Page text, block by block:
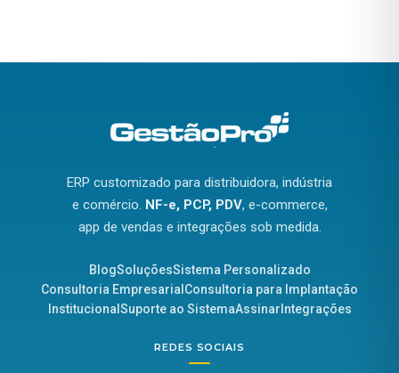
ERP customizado para distribuidora, indústria
e comércio. NF-e, PCP, PDV, e-commerce,
app de vendas e integrações sob medida.
BlogSoluçõesSistema Personalizado
Consultoria Empresarial Consultoria para Implantação
Institucional Suporte ao SistemaAssinar Integrações
REDES SOCIAIS